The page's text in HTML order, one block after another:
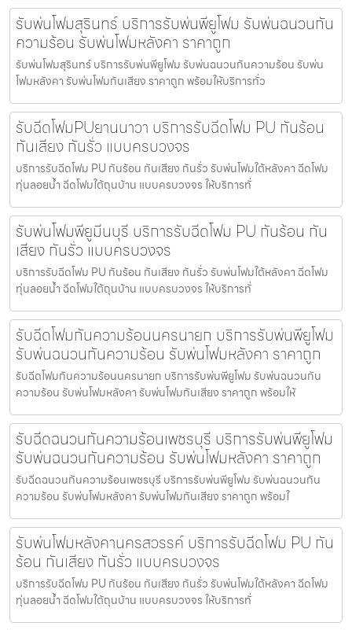
รับพ่นโฟมสุรินทร์ บริการรับพ่นพียูโฟม รับพ่นฉนวนกัน
ความร้อน รับพ่นโฟมหลังคา ราคาถูก
รับพ่นโฟมสุรินทร์ บริการรับพ่นพียูโฟม รับพ่นฉนวนกันความร้อน รับพ่น
โฟมหลังคา รับพ่นโฟมกันเสียง ราคาถูก พร้อมให้บริการทั่ว
รับฉีดโฟมPUยานนาวา บริการรับฉีดโฟม PU กันร้อน
กันเสียง กันรั่ว แบบครบวงจร
บริการรับฉีดโฟม PU กันร้อน กันเสียง กันรั่ว รับพ่นโฟมใต้หลังคา ฉีดโฟม
ทุ่นลอยน้ำ ฉีดโฟมใต้ถุนบ้าน แบบครบวงจร ให้บริการทั่
รับพ่นโฟมพียูมีนบุรี บริการรับฉีดโฟม PU กันร้อน กัน
เสียง กันรั่ว แบบครบวงจร
บริการรับฉีดโฟม PU กันร้อน กันเสียง กันรั่ว รับพ่นโฟมใต้หลังคา ฉีดโฟม
ทุ่นลอยน้ำ ฉีดโฟมใต้ถุนบ้าน แบบครบวงจร ให้บริการทั่
รับฉีดโฟมกันความร้อนนครนายก บริการรับพ่นพียูโฟม
รับพ่นฉนวนกันความร้อน รับพ่นโฟมหลังคา ราคาถูก
รับฉีดโฟมกันความร้อนนครนายก บริการรับพ่นพียูโฟม รับพ่นฉนวนกัน
ความร้อน รับพ่นโฟมหลังคา รับพ่นโฟมกันเสียง ราคาถูก พร้อมให้
รับฉีดฉนวนกันความร้อนเพชรบุรี บริการรับพ่นพียูโฟม
รับพ่นฉนวนกันความร้อน รับพ่นโฟมหลังคา ราคาถูก
รับฉีดฉนวนกันความร้อนเพชรบุรี บริการรับพ่นพียูโฟม รับพ่นฉนวนกัน
ความร้อน รับพ่นโฟมหลังคา รับพ่นโฟมกันเสียง ราคาถูก พร้อมใ
รับพ่นโฟมหลังคานครสวรรค์ บริการรับฉีดโฟม PU กัน
ร้อน กันเสียง กันรั่ว แบบครบวงจร
บริการรับฉีดโฟม PU กันร้อน กันเสียง กันรั่ว รับพ่นโฟมใต้หลังคา ฉีดโฟม
ทุ่นลอยน้ำ ฉีดโฟมใต้ถุนบ้าน แบบครบวงจร ให้บริการทั่